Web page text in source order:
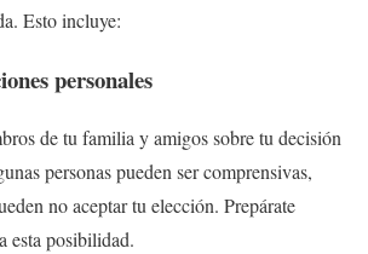
Esto incluye:
personales
de tu familia y amigos sobre tu decisión
personas pueden ser comprensivas,
no aceptar tu elección. Prepárate
esta posibilidad.